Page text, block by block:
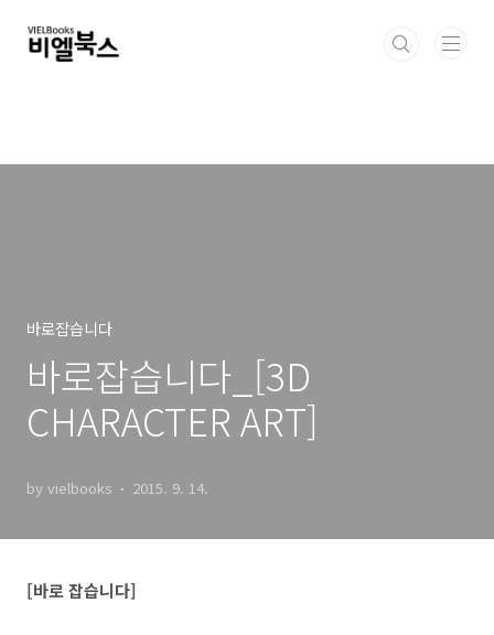
바로잡습니다
바로잡습니다_[3D
CHARACTER ART]
by vielbooks 2015. 9. 14.
[바로 잡습니다]